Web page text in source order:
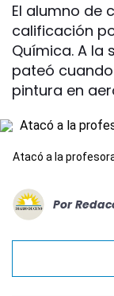
El alumno de
calificación
Química. A la
pateó
pintura en
Atacó a la
Por